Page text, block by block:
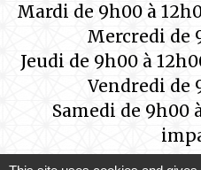
Mardi de 9h00 à
Mercredi de
Jeudi de 9h00 à
Vendredi de
Samedi de 9h00